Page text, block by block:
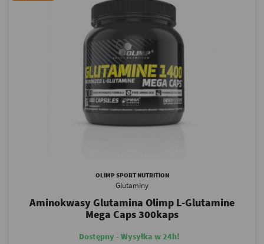
OLIMP SPORT NUTRITION
Glutaminy
Aminokwasy Glutamina Olimp L-Glutamine
Mega Caps 300kaps
Dostępny - Wysyłka w 24h!